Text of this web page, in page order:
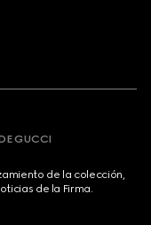
GUCCI
de la colección,
de la Firma.